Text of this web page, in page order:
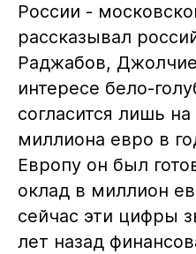
России -
рассказывал
Раджабов,
интересе бело-
согласится лишь на
миллиона евро в
Европу он был
оклад в миллион
сейчас эти цифры
лет назад